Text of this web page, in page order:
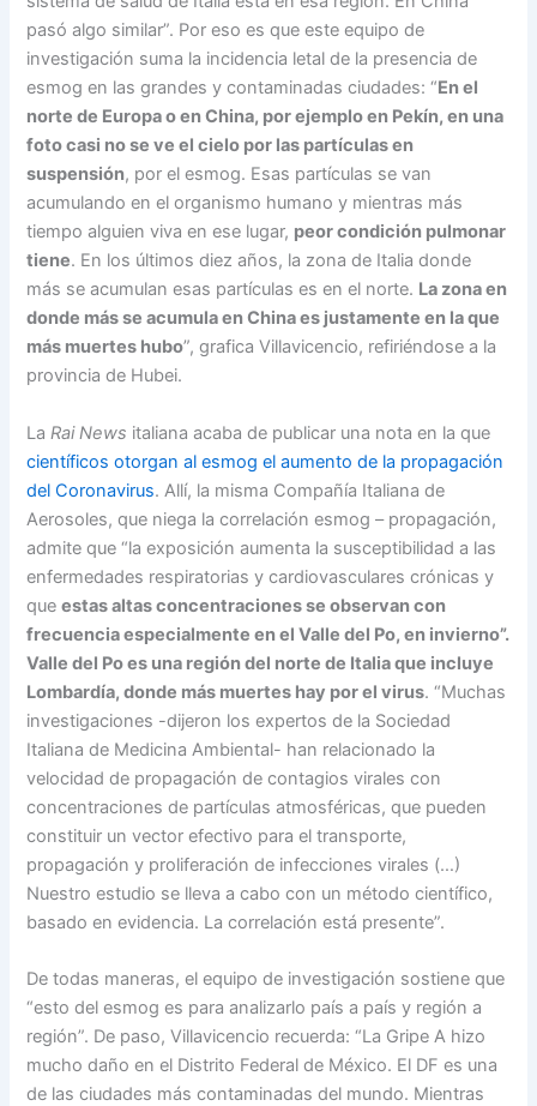
pasó algo similar”. Por eso es que este equipo de
investigación suma la incidencia letal de la presencia de
esmog en las grandes y contaminadas ciudades: “En el
norte de Europa o en China, por ejemplo en Pekín, en una
foto casi no se ve el cielo por las partículas en
suspensión, por el esmog. Esas partículas se van
acumulando en el organismo humano y mientras más
tiempo alguien viva en ese lugar, peor condición pulmonar
tiene. En los últimos diez años, la zona de Italia donde
más se acumulan esas partículas es en el norte. La zona en
donde más se acumula en China es justamente en la que
más muertes hubo”, grafica Villavicencio, refiriéndose a la
provincia de Hubei.
La Rai News italiana acaba de publicar una nota en la que
científicos otorgan al esmog el aumento de la propagación
del Coronavirus. Allí, la misma Compañía Italiana de
Aerosoles, que niega la correlación esmog – propagación,
admite que “la exposición aumenta la susceptibilidad a las
enfermedades respiratorias y cardiovasculares crónicas y
queestas altas concentraciones se observan con
frecuencia especialmente en el Valle del Po, en invierno”.
Valle del Po es una región del norte de Italia que incluye
Lombardía, donde más muertes hay por el virus. “Muchas
investigaciones -dijeron los expertos de la Sociedad
Italiana de Medicina Ambiental- han relacionado la
velocidad de propagación de contagios virales con
concentraciones de partículas atmosféricas, que pueden
constituir un vector efectivo para el transporte,
propagación y proliferación de infecciones virales (…)
Nuestro estudio se lleva a cabo con un método científico,
basado en evidencia. La correlación está presente”.
De todas maneras, el equipo de investigación sostiene que
“esto del esmog es para analizarlo país a país y región a
región”. De paso, Villavicencio recuerda: “La Gripe A hizo
mucho daño en el Distrito Federal de México. El DF es una
de las ciudades más contaminadas del mundo. Mientras